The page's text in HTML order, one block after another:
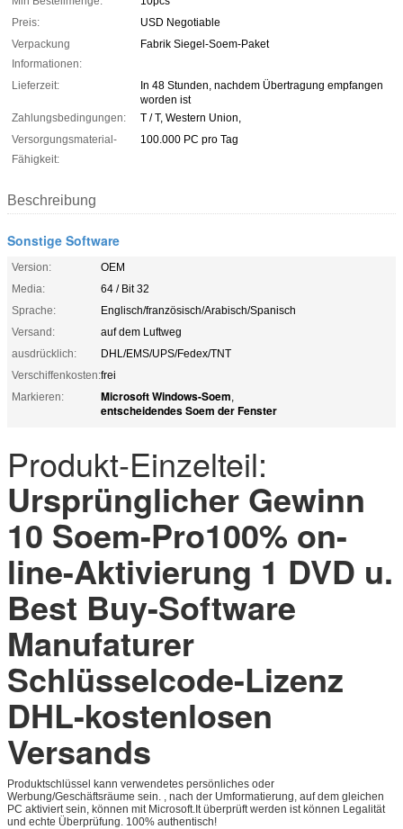
Hinterlass eine Nachricht
Wir rufen Sie bald zurück!
Preis:
USD Negotiable
Verpackung
Informationen:
Fabrik Siegel-Soem-Paket
Lieferzeit:
In 48 Stunden, nachdem Übertragung empfangen
worden ist
Zahlungsbedingungen:
T / T, Western Union,
Versorgungsmaterial-
Fähigkeit:
100.000 PC pro Tag
Beschreibung
Sonstige Software
Version:
OEM
Media:
64 / Bit 32
Sprache:
Englisch/französisch/Arabisch/Spanisch
Versand:
auf dem Luftweg
ausdrücklich:
DHL/EMS/UPS/Fedex/TNT
Verschiffenkosten:frei
Markieren:
Microsoft Windows-Soem,
entscheidendes Soem der Fenster
Produkt-Einzelteil:
Ursprünglicher Gewinn
10 Soem-Pro100% on-
line-Aktivierung 1 DVD u.
Best Buy-Software
Manufaturer
Schlüsselcode-Lizenz
DHL-kostenlosen
Versands
Produktschlüssel kann verwendetes persönliches oder
Werbung/Geschäftsräume sein. , nach der Umformatierung, auf dem gleichen
PC aktiviert sein, können mit Microsoft.It überprüft werden ist können Legalität
und echte Überprüfung. 100% authentisch!